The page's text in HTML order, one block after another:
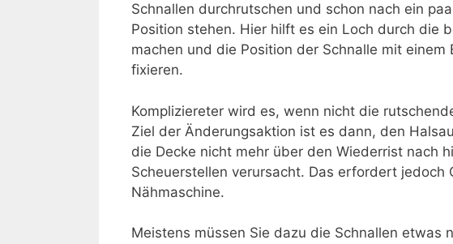
Schnallen durchrutschen und schon nach ein
Position stehen. Hier hilft es ein Loch durch die
machen und die Position der Schnalle mit
fixieren.
Kompliziereter wird es, wenn nicht die
Ziel der Änderungsaktion ist es dann, den
die Decke nicht mehr über den Wiederrist nach
Scheuerstellen verursacht. Das erfordert jedoch
Nähmaschine.
Meistens müssen Sie dazu die Schnallen etwas